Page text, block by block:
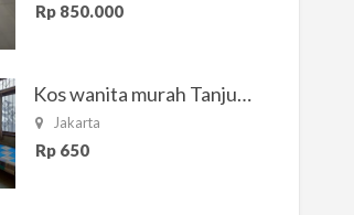
Rp 850.000
Kos wanita murah Tanjung Duren Jakarta Barat
Jakarta
Rp 650